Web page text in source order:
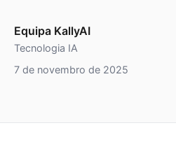
Equipa KallyAI
Tecnologia IA
7 de novembro de 2025